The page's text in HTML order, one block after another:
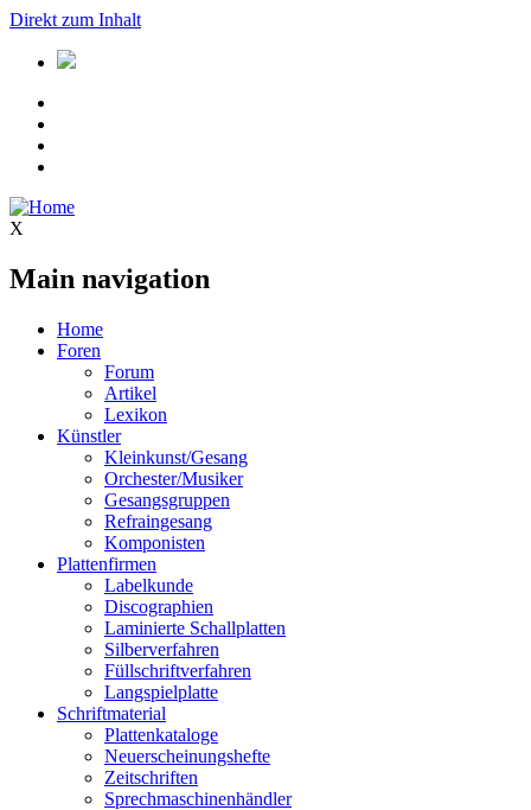
Direkt zum Inhalt
X
Main navigation
Home
Foren
Forum
Artikel
Lexikon
Künstler
Kleinkunst/Gesang
Orchester/Musiker
Gesangsgruppen
Refraingesang
Komponisten
Plattenfirmen
Labelkunde
Discographien
Laminierte Schallplatten
Silberverfahren
Füllschriftverfahren
Langspielplatte
Schriftmaterial
Plattenkataloge
Neuerscheinungshefte
Zeitschriften
Sprechmaschinenhändler